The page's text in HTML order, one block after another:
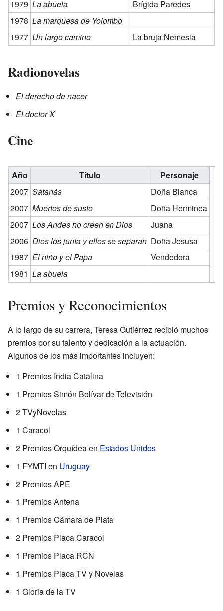
1979 La abuela
Brígida Paredes
1978 La marquesa de Yolombó
1977 Un largo camino La bruja Nemesia
Radionovelas
El derecho de nacer
El doctor X
Cine
Año Título
Personaje
2007 Satanás
Doña Blanca
2007 Muertos de susto
Doña Herminea
2007 Los Andes no creen en Dios
Juana
2006 Dios los junta y ellos se separan Doña Jesusa
1987 El niño y el Papa
Vendedora
1981 La abuela
Premios y Reconocimientos
A lo largo de su carrera, Teresa Gutiérrez recibió muchos
premios por su talento y dedicación a la actuación.
Algunos de los más importantes incluyen:
1 Premios India Catalina
1 Premios Simón Bolívar de Televisión
2 TVyNovelas
1 Caracol
2 Premios Orquídea en Estados Unidos
1 FYMTI en Uruguay
2 Premios APE
1 Premios Antena
1 Premios Cámara de Plata
2 Premios Placa Caracol
1 Premios Placa RCN
1 Premios Placa TV y Novelas
1 Gloria de la TV